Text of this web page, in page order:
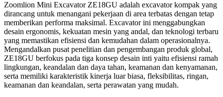
Zoomlion Mini Excavator ZE18GU adalah excavator kompak yang
dirancang untuk menangani pekerjaan di area terbatas dengan tetap
memberikan performa maksimal. Excavator ini menggabungkan
desain ergonomis, kekuatan mesin yang andal, dan teknologi terbaru
yang memastikan efisiensi dan kemudahan dalam operasionalnya.
Mengandalkan pusat penelitian dan pengembangan produk global,
ZE18GU berfokus pada tiga konsep desain inti yaitu efisiensi ramah
lingkungan, keandalan dan daya tahan, keamanan dan kenyamanan,
serta memiliki karakteristik kinerja luar biasa, fleksibilitas, ringan,
keamanan dan keandalan, serta perawatan yang mudah.